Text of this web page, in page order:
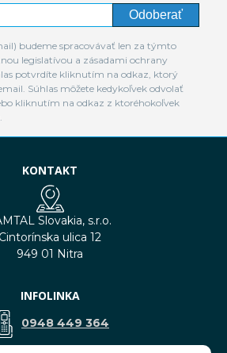
Odoberať
budeme spracovávať len za týmto
legislatívou a zásadami ochrany
potvrdíte kliknutím na odkaz, ktorý
Súhlas môžete kedykoľvek odvolať
kliknutím na odkaz z ktoréhokoľvek
KONTAKT
Slovakia, s.r.o.
Cintorínska ulica 12
949 01 Nitra
INFOLINKA
0948 449 364